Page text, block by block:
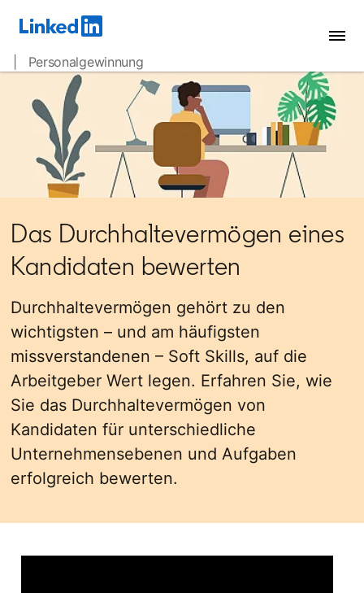
| Personalgewinnung
Das Durchhaltevermögen eines
Kandidaten bewerten
Durchhaltevermögen gehört zu den
wichtigsten – und am häufigsten
missverstandenen – Soft Skills, auf die
Arbeitgeber Wert legen. Erfahren Sie, wie
Sie das Durchhaltevermögen von
Kandidaten für unterschiedliche
Unternehmensebenen und Aufgaben
erfolgreich bewerten.